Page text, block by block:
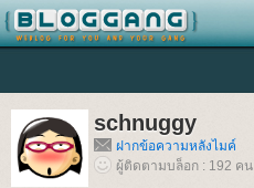
schnuggy
ฝากข้อความหลังไมค์
ผู้ติดตามบล็อก : 192 คน